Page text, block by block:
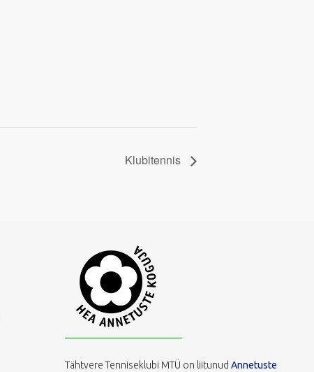
Klubitennis
Tähtvere Tenniseklubi MTÜ on liitunudAnnetuste